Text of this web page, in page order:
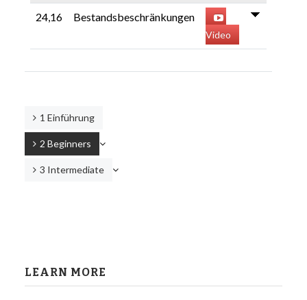
24,16 Bestandsbeschränkungen
Video
1 Einführung
2 Beginners
3 Intermediate
LEARN MORE